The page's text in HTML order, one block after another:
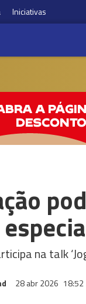
Iniciativas
na talk
28 abr 2026 18:52